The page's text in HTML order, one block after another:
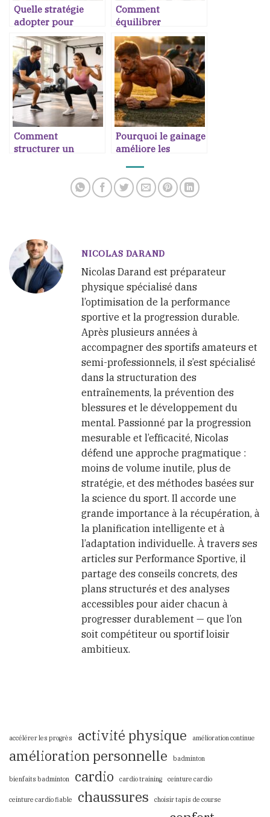
Quelle stratégie
adopter pour
progresser en trail
Comment
équilibrer
musculation et
cardio sans perdre
en performance
Comment
structurer un
Pourquoi le gainage
améliore les
NICOLAS DARAND
Nicolas Darand est préparateur
physique spécialisé dans
l’optimisation de la performance
sportive et la progression durable.
Après plusieurs années à
accompagner des sportifs amateurs et
semi-professionnels, il s’est spécialisé
dans la structuration des
entraînements, la prévention des
blessures et le développement du
mental. Passionné par la progression
mesurable et l’efficacité, Nicolas
défend une approche pragmatique :
moins de volume inutile, plus de
stratégie, et des méthodes basées sur
la science du sport. Il accorde une
grande importance à la récupération, à
la planification intelligente et à
l’adaptation individuelle. À travers ses
articles sur Performance Sportive, il
partage des conseils concrets, des
plans structurés et des analyses
accessibles pour aider chacun à
progresser durablement — que l’on
soit compétiteur ou sportif loisir
ambitieux.
accélérer les progrès activité physique amélioration continue
amélioration personnelle badminton
bienfaits badminton cardio cardio training ceinture cardio
ceinture cardio fiable chaussures choisir tapis de course